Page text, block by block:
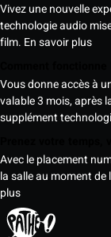
Vivez une nouvelle
technologie audio
film. En savoir plus
Vous donne accès à
valable 3 mois, après
supplément
Avec le placement
la salle au moment de
plus